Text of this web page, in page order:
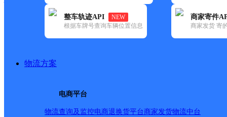
整车轨迹API
NEW
根据车牌号查询车辆位置信息
商家寄件
商家发货 寄
物流方案
电商平台
物流查询及监控电商退换货平台商家发货物流中台
网点筛选
政国内(149) 圆通速递(58) 韵达速递(98) 宅急送(1) 中通快递(52)